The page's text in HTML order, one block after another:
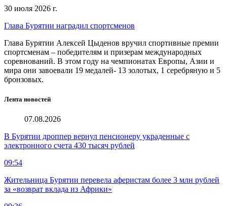
30 июля 2026 г.
Глава Бурятии наградил спортсменов
Глава Бурятии Алексей Цыденов вручил спортивные премии
спортсменам – победителям и призерам международных
соревнований. В этом году на чемпионатах Европы, Азии и
мира они завоевали 19 медалей- 13 золотых, 1 серебряную и 5
бронзовых.
Лента новостей
07.08.2026
В Бурятии дроппер вернул пенсионеру украденные с
электронного счета 430 тысяч рублей
09:54
Жительница Бурятии перевела аферистам более 3 млн рублей
за «возврат вклада из Африки»